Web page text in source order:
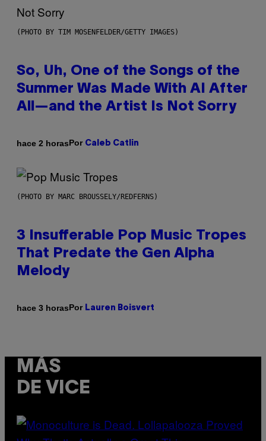
(PHOTO BY TIM MOSENFELDER/GETTY IMAGES)
So, Uh, One of the Songs of the
Summer Was Made With AI After
All—and the Artist Is Not Sorry
hace 2 horasPor Caleb Catlin
(PHOTO BY MARC BROUSSELY/REDFERNS)
3 Insufferable Pop Music Tropes
That Predate the Gen Alpha
Melody
hace 3 horasPor Lauren Boisvert
MÁS
DE VICE